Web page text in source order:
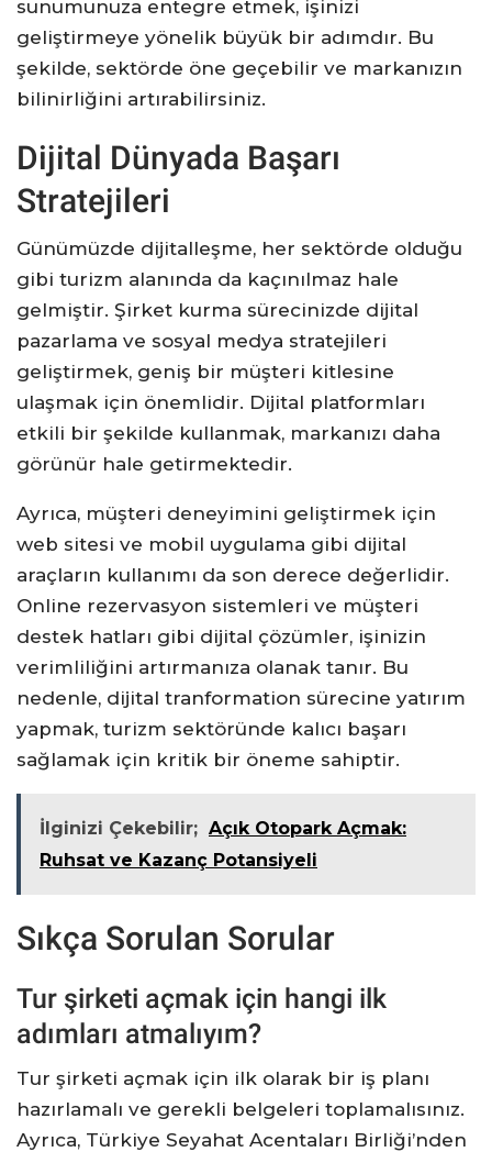
sunumunuza entegre etmek, işinizi
geliştirmeye yönelik büyük bir adımdır. Bu
şekilde, sektörde öne geçebilir ve markanızın
bilinirliğini artırabilirsiniz.
Dijital Dünyada Başarı
Stratejileri
Günümüzde dijitalleşme, her sektörde olduğu
gibi turizm alanında da kaçınılmaz hale
gelmiştir. Şirket kurma sürecinizde dijital
pazarlama ve sosyal medya stratejileri
geliştirmek, geniş bir müşteri kitlesine
ulaşmak için önemlidir. Dijital platformları
etkili bir şekilde kullanmak, markanızı daha
görünür hale getirmektedir.
Ayrıca, müşteri deneyimini geliştirmek için
web sitesi ve mobil uygulama gibi dijital
araçların kullanımı da son derece değerlidir.
Online rezervasyon sistemleri ve müşteri
destek hatları gibi dijital çözümler, işinizin
verimliliğini artırmanıza olanak tanır. Bu
nedenle, dijital tranformation sürecine yatırım
yapmak, turizm sektöründe kalıcı başarı
sağlamak için kritik bir öneme sahiptir.
İlginizi Çekebilir; Açık Otopark Açmak:
Ruhsat ve Kazanç Potansiyeli
Sıkça Sorulan Sorular
Tur şirketi açmak için hangi ilk
adımları atmalıyım?
Tur şirketi açmak için ilk olarak bir iş planı
hazırlamalı ve gerekli belgeleri toplamalısınız.
Ayrıca, Türkiye Seyahat Acentaları Birliği’nden